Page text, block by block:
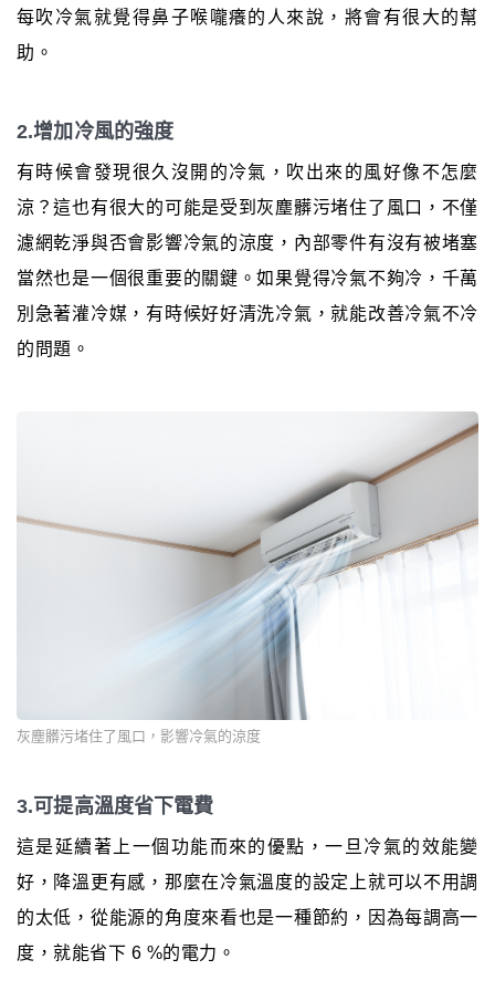
每吹冷氣就覺得鼻子喉嚨癢的人來說，將會有很大的幫
助。
2.增加冷風的強度
有時候會發現很久沒開的冷氣，吹出來的風好像不怎麼
涼？這也有很大的可能是受到灰塵髒污堵住了風口，不僅
濾網乾淨與否會影響冷氣的涼度，內部零件有沒有被堵塞
當然也是一個很重要的關鍵。如果覺得冷氣不夠冷，千萬
別急著灌冷媒，有時候好好清洗冷氣，就能改善冷氣不冷
的問題。
灰塵髒污堵住了風口，影響冷氣的涼度
3.可提高溫度省下電費
這是延續著上一個功能而來的優點，一旦冷氣的效能變
好，降溫更有感，那麼在冷氣溫度的設定上就可以不用調
的太低，從能源的角度來看也是一種節約，因為每調高一
度，就能省下 6 %的電力。